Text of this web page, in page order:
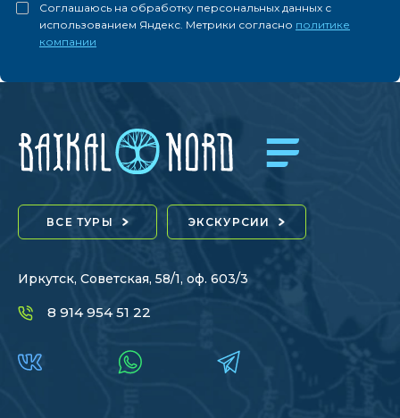
Соглашаюсь на обработку персональных данных с
использованием Яндекс. Метрики согласно политике
компании
ВСЕ ТУРЫ ЭКСКУРСИИ
Иркутск, Советская, 58/1, оф. 603/3
8 914 954 51 22